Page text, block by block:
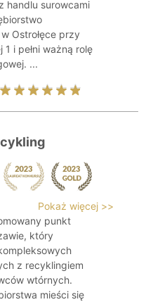
handlu surowcami
Ostrołęce przy
i pełni ważną rolę
...
Pokaż więcej >>
punkt
który
z recyklingiem
wtórnych.
mieści się